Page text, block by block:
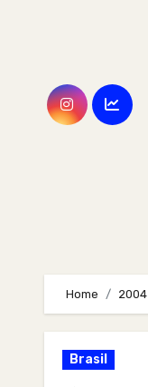
Home 2004
Brasil